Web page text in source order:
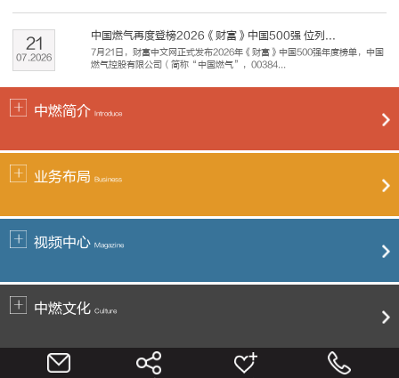
中国燃气再度登榜2026《财富》中国500强 位列...
7月21日，财富中文网正式发布2026年《财富》中国500强年度榜单，中国
燃气控股有限公司（简称“中国燃气”，00384...
07.2026
21
中燃简介 Introduce
业务布局 Business
视频中心 Magazine
中燃文化 Culture